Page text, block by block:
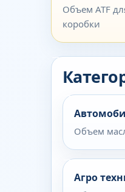
Объем ATF
коробки
Объем
Агро